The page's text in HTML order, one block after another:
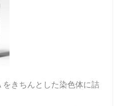
きちんとした染色体に詰